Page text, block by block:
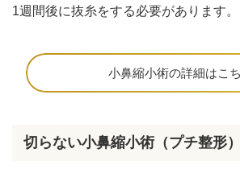
1週間後に抜糸をする必要があります。
小鼻縮小術の詳細はこ
切らない小鼻縮小術（プチ整形）